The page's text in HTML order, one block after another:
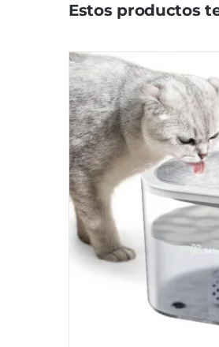
Estos productos